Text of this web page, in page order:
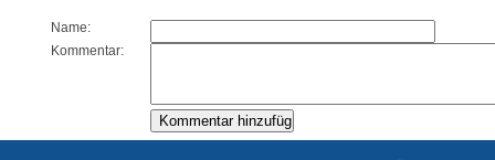
Name:
Kommentar: